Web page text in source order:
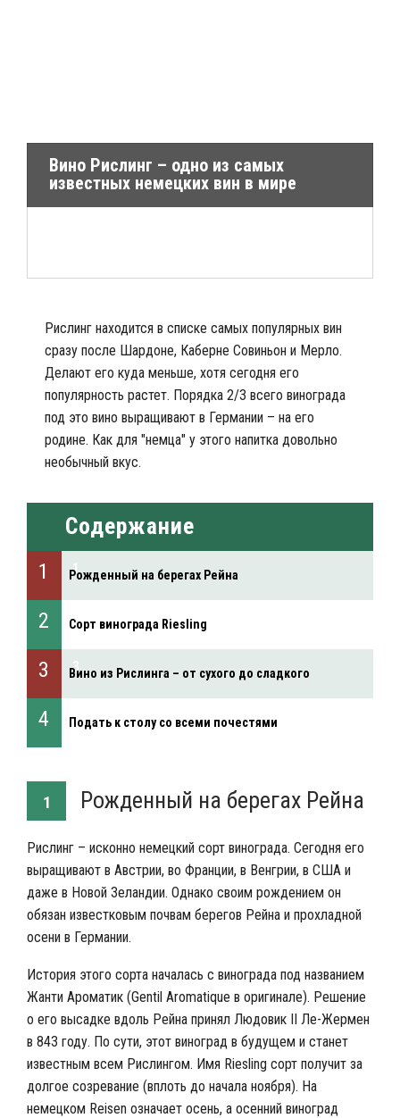
Вино Рислинг – одно из самых
известных немецких вин в мире
Рислинг находится в списке самых популярных вин
сразу после Шардоне, Каберне Совиньон и Мерло.
Делают его куда меньше, хотя сегодня его
популярность растет. Порядка 2/3 всего винограда
под это вино выращивают в Германии – на его
родине. Как для "немца" у этого напитка довольно
необычный вкус.
Содержание
Рожденный на берегах Рейна
Сорт винограда Riesling
Вино из Рислинга – от сухого до сладкого
Подать к столу со всеми почестями
1 Рожденный на берегах Рейна
Рислинг – исконно немецкий сорт винограда. Сегодня его
выращивают в Австрии, во Франции, в Венгрии, в США и
даже в Новой Зеландии. Однако своим рождением он
обязан известковым почвам берегов Рейна и прохладной
осени в Германии.
История этого сорта началась с винограда под названием
Жанти Ароматик (Gentil Aromatique в оригинале). Решение
о его высадке вдоль Рейна принял Людовик II Ле-Жермен
в 843 году. По сути, этот виноград в будущем и станет
известным всем Рислингом. Имя Riesling сорт получит за
долгое созревание (вплоть до начала ноября). На
немецком Reisen означает осень, а осенний виноград